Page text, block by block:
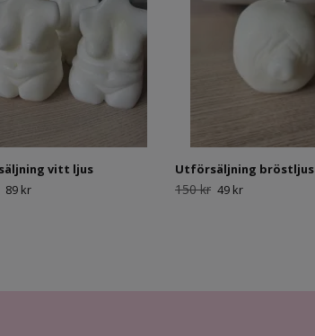
vitt ljus
89 kr
Utförsäljning bröstljus
150 kr 49 kr